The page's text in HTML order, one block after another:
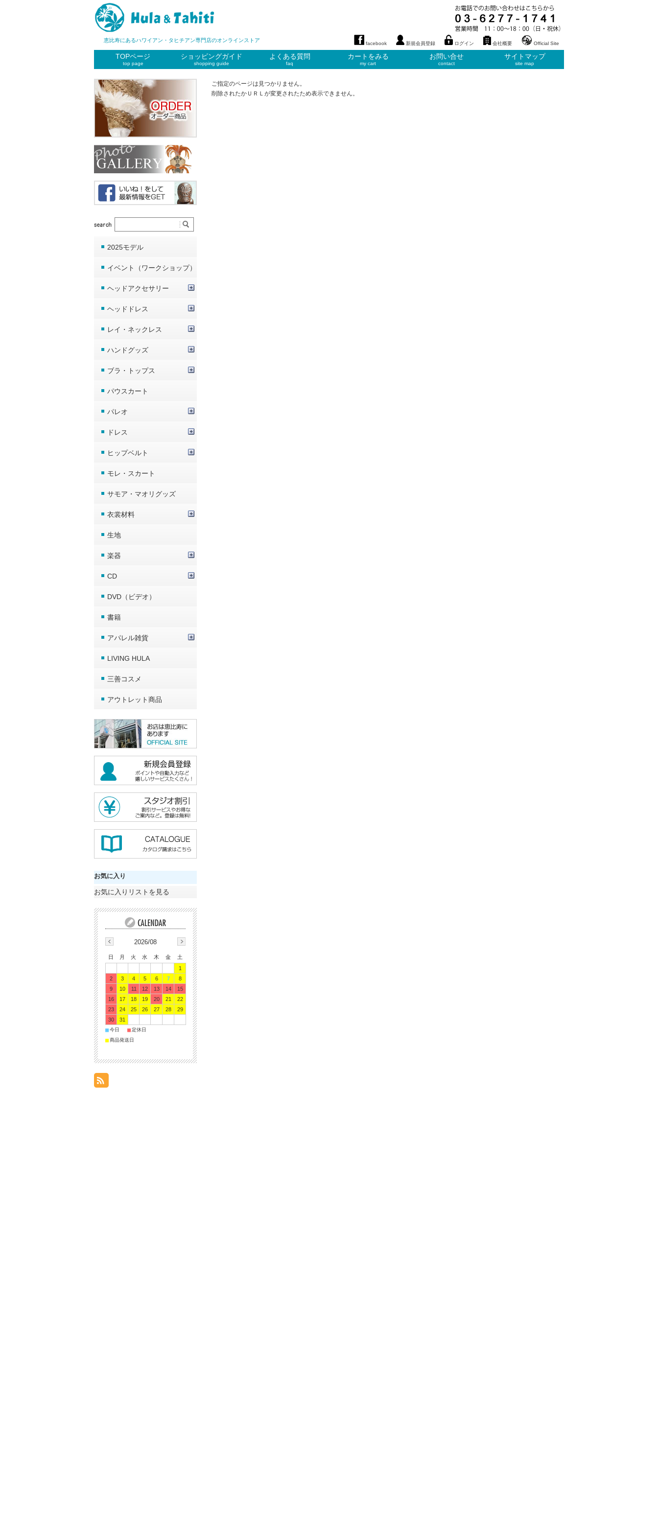
恵比寿にあるハワイアン・タヒチアン専門店のオンラインストア
facebook 新規会員登録 ログイン 会社概要 Official Site
TOPページ
top page
ショッピングガイド
shopping guide
よくある質問
faq
カートをみる
my cart
お問い合せ
contact
サイトマップ
site map
ご指定のページは見つかりません。
削除されたかＵＲＬが変更されたため表示できません。
2025モデル
イベント（ワークショップ）
ヘッドアクセサリー
ヘッドドレス
レイ・ネックレス
ハンドグッズ
ブラ・トップス
パウスカート
パレオ
ドレス
ヒップベルト
モレ・スカート
サモア・マオリグッズ
衣裳材料
生地
楽器
CD
DVD（ビデオ）
書籍
アパレル雑貨
LIVING HULA
三善コスメ
アウトレット商品
お気に入り
お気に入りリストを見る
2026/08
日 月 火 水 木 金
土
1
2
3 4 5 6 7
8
9
10 11 12 13 14
15
16
17 18 19 20 21
22
23
24 25 26 27 28
29
30
31
■今日 ■定休日
■商品発送日